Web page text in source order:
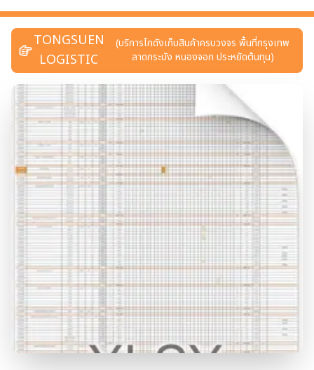
TONGSUEN
LOGISTIC
(บริการโกดังเก็บสินค้าครบวงจร พื้นที่กรุงเทพ
ลาดกระบัง หนองจอก ประหยัดต้นทุน)